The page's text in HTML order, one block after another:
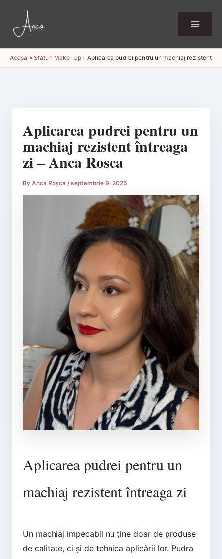
content
Acasă » Sfaturi Make-Up»Aplicarea pudrei pentru un machiaj rezistent
Aplicarea pudrei pentru un
machiaj rezistent întreaga
zi – Anca Rosca
By Anca Roșca /septembrie 9, 2025
Aplicarea pudrei pentru un
machiaj rezistent întreaga zi
Un machiaj impecabil nu ține doar de produse
de calitate, ci și de tehnica aplicării lor. Pudra